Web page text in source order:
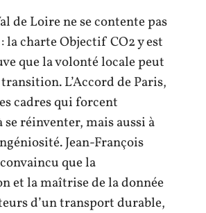
de Loire ne se contente pas
la charte Objectif CO2 y est
que la volonté locale peut
L’Accord de Paris,
cadres qui forcent
réinventer, mais aussi à
Jean-François
que la
et la maîtrise de la donnée
d’un transport durable,